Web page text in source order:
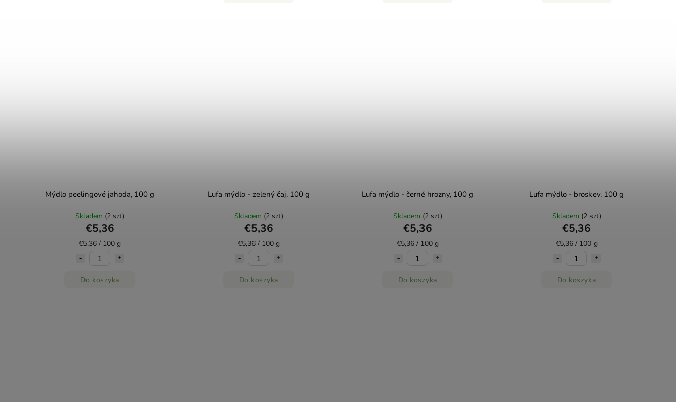
Mýdlo peelingové jahoda, 100 g
Skladem (2 szt)
€5,36
€5,36 / 100 g
Do koszyka
Lufa mýdlo - zelený čaj, 100 g
Skladem (2 szt)
€5,36
€5,36 / 100 g
Do koszyka
Lufa mýdlo - černé hrozny, 100 g
Skladem (2 szt)
€5,36
€5,36 / 100 g
Do koszyka
Lufa mýdlo - broskev, 100 g
Skladem (2 szt)
€5,36
€5,36 / 100 g
Do koszyka